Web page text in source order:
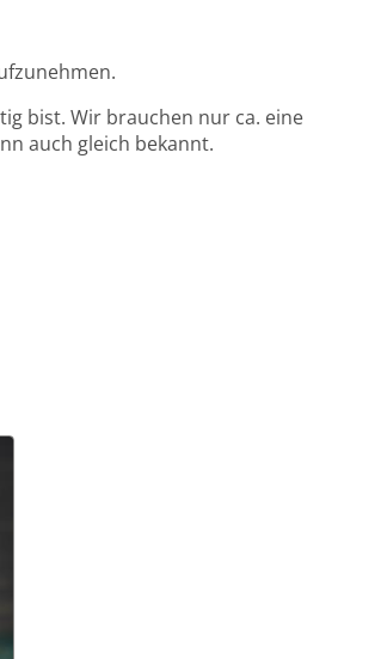
bist. Wir brauchen nur ca. eine
auch gleich bekannt.